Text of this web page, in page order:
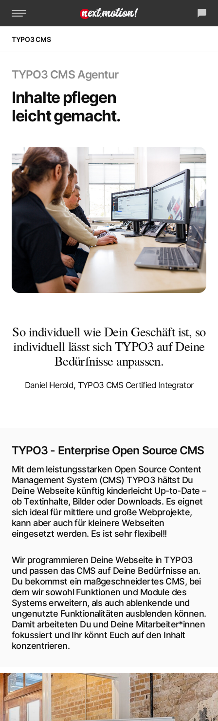
IT-Systemhaus
Unsere Welt
Jobs
Lass uns reden
Linked INFacebook
Instagram
TYPO3 CMS
TYPO3 CMS Agentur
Inhalte pflegen
leicht gemacht.
So individuell wie Dein Geschäft ist, so
individuell lässt sich TYPO3 auf Deine
Bedürfnisse anpassen.
Daniel Herold, TYPO3 CMS Certified Integrator
TYPO3 - Enterprise Open Source CMS
Mit dem leistungsstarken Open Source Content
Management System (CMS) TYPO3 hältst Du
Deine Webseite künftig kinderleicht Up-to-Date –
ob Textinhalte, Bilder oder Downloads. Es eignet
sich ideal für mittlere und große Webprojekte,
kann aber auch für kleinere Webseiten
eingesetzt werden. Es ist sehr flexibel!!
Wir programmieren Deine Webseite in TYPO3
und passen das CMS auf Deine Bedürfnisse an.
Du bekommst ein maßgeschneidertes CMS, bei
dem wir sowohl Funktionen und Module des
Systems erweitern, als auch ablenkende und
ungenutzte Funktionalitäten ausblenden können.
Damit arbeiteten Du und Deine Mitarbeiter*innen
fokussiert und Ihr könnt Euch auf den Inhalt
konzentrieren.